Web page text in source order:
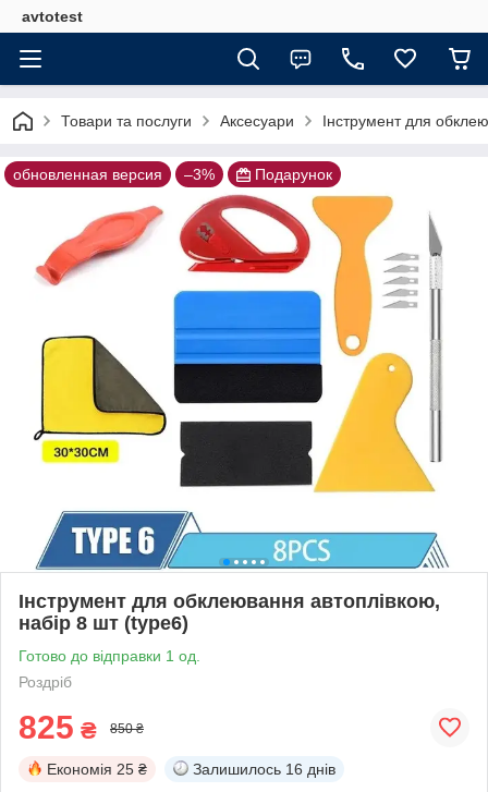
avtotest
Товари та послуги Аксесуари Інструмент для
обновленная версия –3% Подарунок
Інструмент для обклеювання автоплівкою,
набір 8 шт (type6)
Готово до відправки 1 од.
Роздріб
825 ₴ 850 ₴
Економія 25 ₴ Залишилось 16 днів